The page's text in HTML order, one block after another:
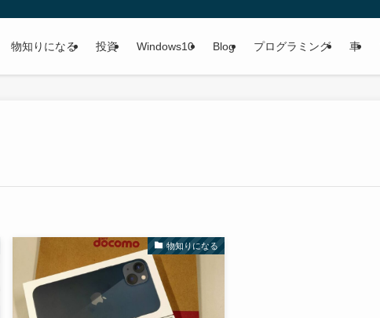
物知りになる 投資 Windows10 Blog プログラミング 車
物知りになる